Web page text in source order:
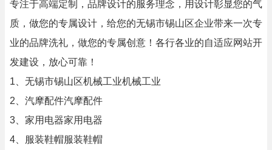
专注于高端定制，品牌设计的服务理念，用设计彰显您的气
质，做您的专属设计，给您的无锡市锡山区企业带来一次专
业的品牌洗礼，做您的专属创意！各行各业的自适应网站开
发建设，放心可靠！
1、无锡市锡山区机械工业机械工业
2、汽摩配件汽摩配件
3、家用电器家用电器
4、服装鞋帽服装鞋帽